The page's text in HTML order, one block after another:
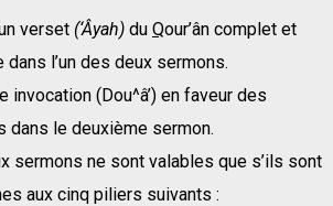
verset (‘Âyah) du Qour’ân complet et
l’un des deux sermons.
invocation (Dou^â’) en faveur des
dans le deuxième sermon.
sermons ne sont valables que s’ils sont
aux cinq piliers suivants :